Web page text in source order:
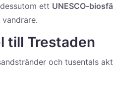
ett UNESCO-
till Trestaden
och tusentals